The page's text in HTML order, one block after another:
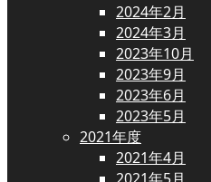
2024年2月
2024年3月
2023年10月
2023年9月
2023年6月
2023年5月
2021年度
2021年4月